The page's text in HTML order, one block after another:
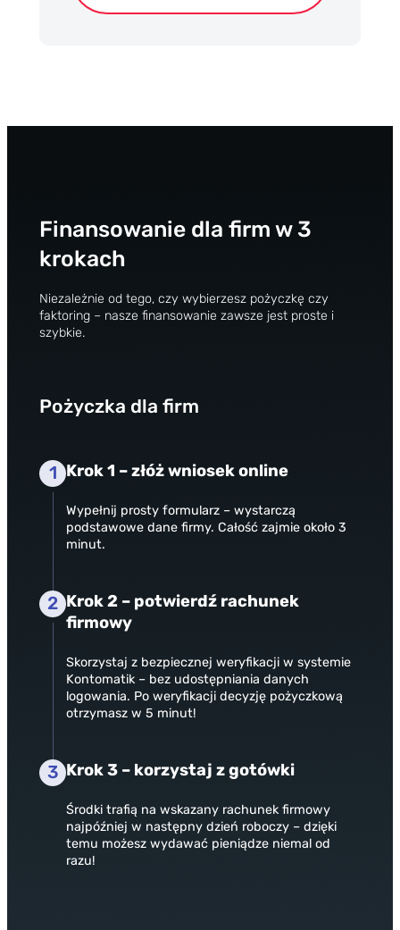
Finansowanie dla firm w 3
krokach
Niezależnie od tego, czy wybierzesz pożyczkę czy
faktoring – nasze finansowanie zawsze jest proste i
szybkie.
Pożyczka dla firm
1 Krok 1 – złóż wniosek online
Wypełnij prosty formularz – wystarczą
podstawowe dane firmy. Całość zajmie około 3
minut.
2 Krok 2 – potwierdź rachunek
firmowy
Skorzystaj z bezpiecznej weryfikacji w systemie
Kontomatik – bez udostępniania danych
logowania. Po weryfikacji decyzję pożyczkową
otrzymasz w 5 minut!
3 Krok 3 – korzystaj z gotówki
Środki trafią na wskazany rachunek firmowy
najpóźniej w następny dzień roboczy – dzięki
temu możesz wydawać pieniądze niemal od
razu!